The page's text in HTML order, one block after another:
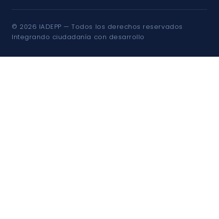
© 2026 IADEPP — Todos los derechos reservados
Integrando ciudadanía con desarrollo